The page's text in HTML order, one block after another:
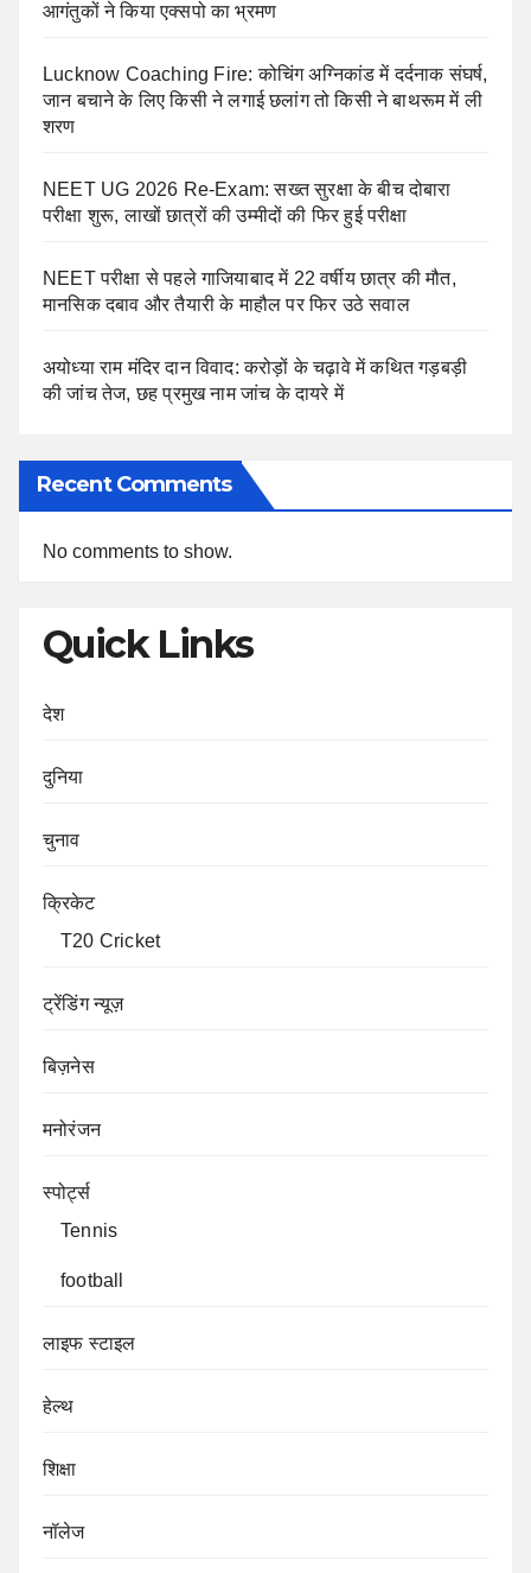
आगंतुकों ने किया एक्सपो का भ्रमण
Lucknow Coaching Fire: कोचिंग अग्निकांड में दर्दनाक संघर्ष,
जान बचाने के लिए किसी ने लगाई छलांग तो किसी ने बाथरूम में ली
शरण
NEET UG 2026 Re-Exam: सख्त सुरक्षा के बीच दोबारा
परीक्षा शुरू, लाखों छात्रों की उम्मीदों की फिर हुई परीक्षा
NEET परीक्षा से पहले गाजियाबाद में 22 वर्षीय छात्र की मौत,
मानसिक दबाव और तैयारी के माहौल पर फिर उठे सवाल
अयोध्या राम मंदिर दान विवाद: करोड़ों के चढ़ावे में कथित गड़बड़ी
की जांच तेज, छह प्रमुख नाम जांच के दायरे में
Recent Comments
No comments to show.
Quick Links
देश
दुनिया
चुनाव
क्रिकेट
T20 Cricket
ट्रेंडिंग न्यूज़
बिज़नेस
मनोरंजन
स्पोर्ट्स
Tennis
football
लाइफ स्टाइल
हेल्थ
शिक्षा
नॉलेज